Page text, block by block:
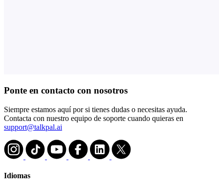
Ponte en contacto con nosotros
Siempre estamos aquí por si tienes dudas o necesitas ayuda.
Contacta con nuestro equipo de soporte cuando quieras en
support@talkpal.ai
Idiomas